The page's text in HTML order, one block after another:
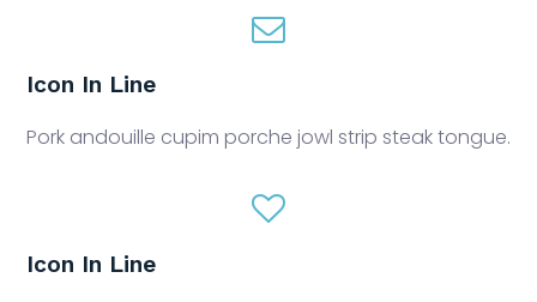
Icon In Line
Pork andouille cupim porche jowl strip steak tongue.
Icon In Line